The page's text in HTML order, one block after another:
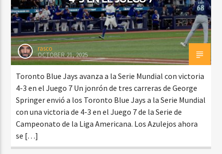
rasco
OCTOBER 21, 2025
Toronto Blue Jays avanza a la Serie Mundial con victoria
4-3 en el Juego 7 Un jonrón de tres carreras de George
Springer envió a los Toronto Blue Jays a la Serie Mundial
con una victoria de 4-3 en el Juego 7 de la Serie de
Campeonato de la Liga Americana. Los Azulejos ahora
se […]